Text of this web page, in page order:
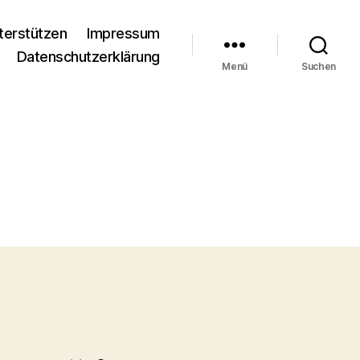
Impressum
Datenschutzerklärung
Menü Suchen